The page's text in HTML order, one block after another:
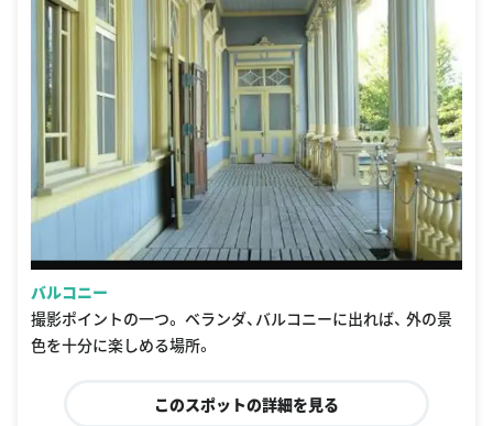
バルコニー
撮影ポイントの一つ。 ベランダ、バルコニーに出れば、 外の景
色を十分に楽しめる場所。
このスポットの詳細を見る